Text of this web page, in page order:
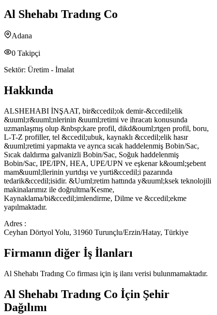
Al Shehabı Tradıng Co
Adana
0 Takipçi
Sektör: Üretim - İmalat
Hakkında
ALSHEHABI İNŞAAT, bir&ccedil;ok demir-&ccedil;elik
&uuml;r&uuml;nlerinin &uuml;retimi ve ihracatı konusunda
uzmanlaşmış olup &nbsp;kare profil, dikd&ouml;rtgen profil, boru,
L-T-Z profiller, tel &ccedil;ubuk, kaynaklı &ccedil;elik hasır
&uuml;retimi yapmakta ve ayrıca sıcak haddelenmiş Bobin/Sac,
Sıcak daldırma galvanizli Bobin/Sac, Soğuk haddelenmiş
Bobin/Sac, IPE/IPN, HEA, UPE/UPN ve eşkenar k&ouml;şebent
mam&uuml;llerinin yurtdışı ve yurti&ccedil;i pazarında
tedarik&ccedil;isidir. &Uuml;retim hattında y&uuml;ksek teknolojili
makinalarımız ile doğrultma/Kesme,
Kaynaklama/bi&ccedil;imlendirme, Dilme ve &ccedil;ekme
yapılmaktadır.
Adres :
Ceyhan Dörtyol Yolu, 31960 Turunçlu/Erzin/Hatay, Türkiye
Firmanın diğer İş İlanları
Al Shehabı Tradıng Co firması için iş ilanı verisi bulunmamaktadır.
Al Shehabı Tradıng Co İçin Şehir
Dağılımı